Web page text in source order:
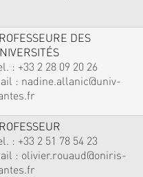
DES
: +33 2 28 09 20 26
: nadine.allanic@univ-
: +33 2 51 78 54 23
: olivier.rouaud@oniris-